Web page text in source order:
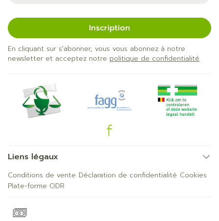
Inscription
En cliquant sur s'abonner, vous vous abonnez à notre
newsletter et acceptez notre politique de confidentialité.
Liens légaux
Conditions de vente Déclaration de confidentialité Cookies
Plate-forme ODR